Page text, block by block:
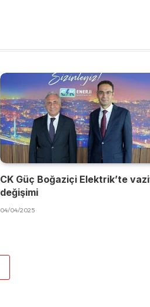
CK Güç Boğaziçi Elektrik’te
değişimi
04/04/2025